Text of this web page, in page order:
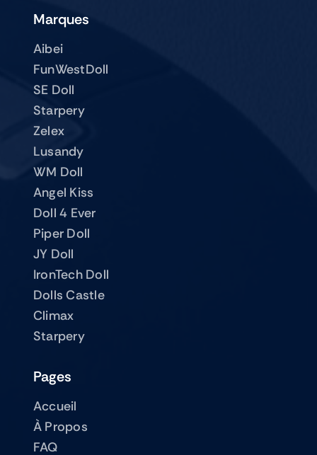
Marques
Aibei
FunWestDoll
SE Doll
Starpery
Zelex
Lusandy
WM Doll
Angel Kiss
Doll 4 Ever
Piper Doll
JY Doll
IronTech Doll
Dolls Castle
Climax
Starpery
Pages
Accueil
À Propos
FAQ